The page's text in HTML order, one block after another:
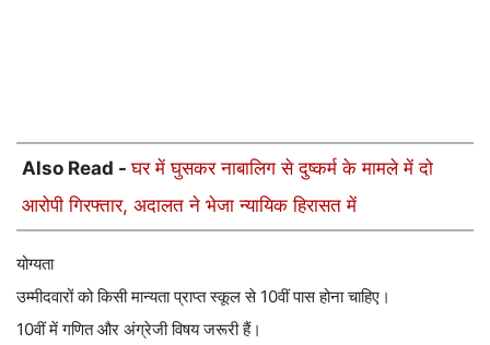
Also Read -घर में घुसकर नाबालिग से दुष्कर्म के मामले में दो
आरोपी गिरफ्तार, अदालत ने भेजा न्यायिक हिरासत में
योग्यता
उम्मीदवारों को किसी मान्यता प्राप्त स्कूल से 10वीं पास होना चाहिए।
10वीं में गणित और अंग्रेजी विषय जरूरी हैं।